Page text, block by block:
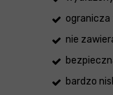
nie
bardzo